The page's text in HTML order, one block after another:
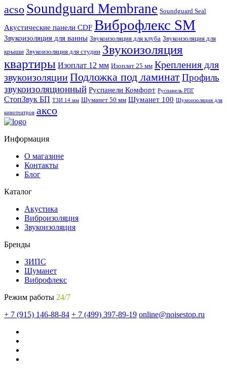
acso Soundguard Membrane Soundguard Seal
Акустические панели CDF Виброфлекс SM
Звукоизоляция для ванны Звукоизоляция для клуба Звукоизоляция для
крыши Звукоизоляция для студии Звукоизоляция
квартиры Изоплат 12 мм Изоплат 25 мм Крепления для
звукоизоляцииПодложка под ламинатПрофиль
звукоизоляционный Руспанели Комфорт Руспанель РПГ
СтопЗвук БП ТЗИ 14 мм Шуманет 50 мм Шуманет 100 Шумоизоляция для
кинотеатров аксо
Информация
О магазине
Контакты
Блог
Каталог
Акустика
Виброизоляция
Звукоизоляция
Бренды
ЗИПС
Шуманет
Виброфлекс
Режим работы 24/7
+ 7 (915) 146-88-84 + 7 (499) 397-89-19 online@noisestop.ru